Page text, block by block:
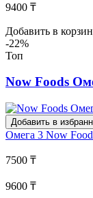
9400 ₸
Добавить в
-22%
Топ
Now Foods
Добавить в
Омега 3 Now
7500 ₸
9600 ₸